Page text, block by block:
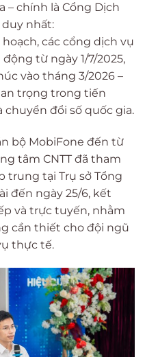
chính là Cổng Dịch
duy nhất:
hoạch, các cổng dịch vụ
từ ngày 1/7/2025,
vào tháng 3/2026 –
trọng trong tiến
đổi số quốc gia.
bộ MobiFone đến từ
tâm CNTT đã tham
trung tại Trụ sở Tổng
đến ngày 25/6, kết
và trực tuyến, nhằm
cần thiết cho đội ngũ
thực tế.